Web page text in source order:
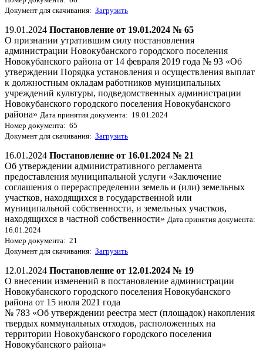
Документ для скачивания: Загрузить
19.01.2024 Постановление от 19.01.2024 № 65
О признании утратившим силу постановления
администрации Новокубанского городского поселения
Новокубанского района от 14 февраля 2019 года № 93 «Об
утверждении Порядка установления и осуществления выплат
к должностным окладам работников муниципальных
учреждений культуры, подведомственных администрации
Новокубанского городского поселения Новокубанского
района» Дата принятия документа: 19.01.2024
Номер документа: 65
Документ для скачивания: Загрузить
16.01.2024 Постановление от 16.01.2024 № 21
Об утверждении административного регламента
предоставления муниципальной услуги «Заключение
соглашения о перераспределении земель и (или) земельных
участков, находящихся в государственной или
муниципальной собственности, и земельных участков,
находящихся в частной собственности» Дата принятия документа:
16.01.2024
Номер документа: 21
Документ для скачивания: Загрузить
12.01.2024 Постановление от 12.01.2024 № 19
О внесении изменений в постановление администрации
Новокубанского городского поселения Новокубанского
района от 15 июля 2021 года
№ 783 «Об утверждении реестра мест (площадок) накопления
твердых коммунальных отходов, расположенных на
территории Новокубанского городского поселения
Новокубанского района»